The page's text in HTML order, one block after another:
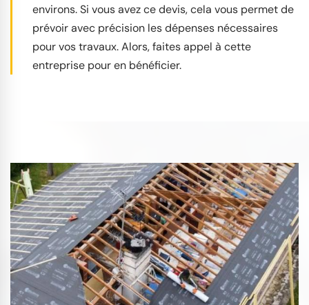
environs. Si vous avez ce devis, cela vous permet de
prévoir avec précision les dépenses nécessaires
pour vos travaux. Alors, faites appel à cette
entreprise pour en bénéficier.